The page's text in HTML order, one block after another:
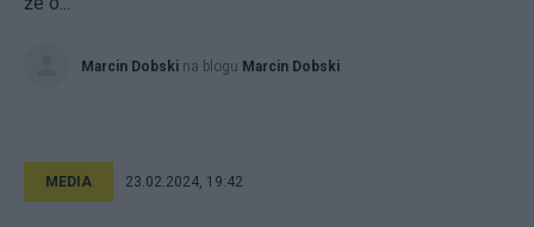
Marcin Dobski na blogu Marcin Dobski
MEDIA 23.02.2024, 19:42